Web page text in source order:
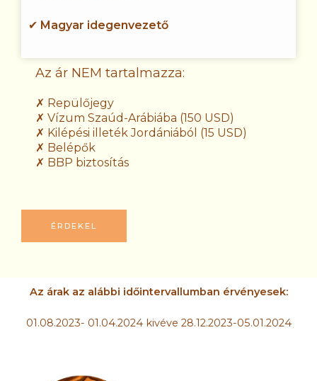
✔ Magyar idegenvezető
Az ár NEM tartalmazza:
✗ Repülőjegy
✗ Vízum Szaúd-Arábiába (150 USD)
✗ Kilépési illeték Jordániából (15 USD)
✗ Belépők
✗ BBP biztosítás
ÉRDEKEL
Az árak az alábbi időintervallumban érvényesek:
01.08.2023- 01.04.2024 kivéve 28.12.2023-05.01.2024